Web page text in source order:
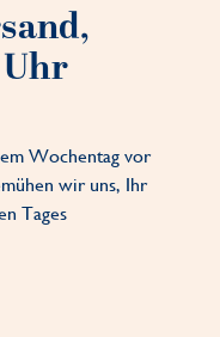
Uhr
Wochentag vor
wir uns, Ihr
Tages